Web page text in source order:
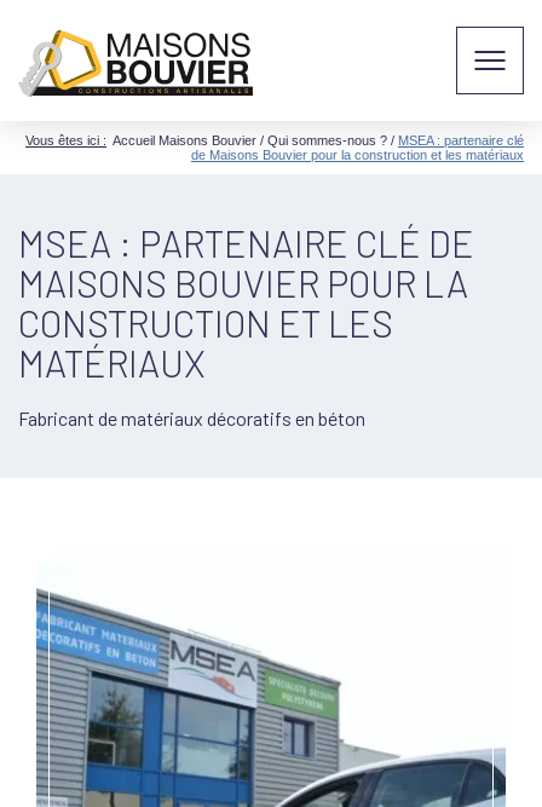
Vous êtes ici : Accueil Maisons Bouvier / Qui sommes-nous ? / MSEA : partenaire clé
de Maisons Bouvier pour la construction et les matériaux
MSEA : PARTENAIRE CLÉ DE
MAISONS BOUVIER POUR LA
CONSTRUCTION ET LES
MATÉRIAUX
Fabricant de matériaux décoratifs en béton